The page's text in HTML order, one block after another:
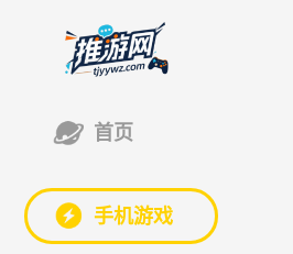
首页
手机游戏